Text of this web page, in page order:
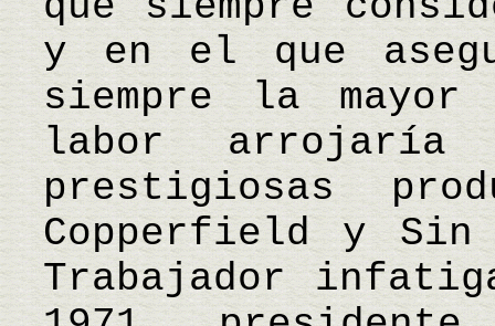
y en el que
siempre la
labor arrojaría
prestigiosas
Copperfield y
Trabajador